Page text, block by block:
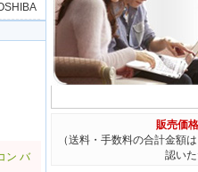
ン バ
販売価格
（送料・手数料の合計金額
認いた